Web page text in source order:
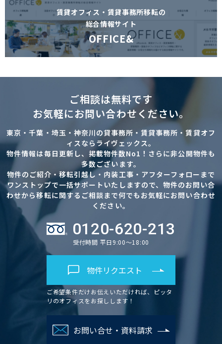
賃貸オフィス・賃貸事務所移転の
総合情報サイト
OFFICE&
ご相談は無料です
お気軽にお問い合わせください。
東京・千葉・埼玉・神奈川の貸事務所・賃貸事務所・賃貸オフ
ィスならライヴェックス。
物件情報は毎日更新し、掲載物件数No1！さらに非公開物件も
多数ございます。
物件のご紹介・移転引越し・内装工事・アフターフォローまで
ワンストップで一括サポートいたしますので、物件のお問い合
わせから移転に関するご相談まで何でもお気軽にお問い合わせ
ください。
0120-620-213
受付時間 平日9:00～18:00
物件リクエスト
ご希望条件だけお伝えいただければ、ピッタ
リのオフィスをお探しします！
お問い合せ・資料請求